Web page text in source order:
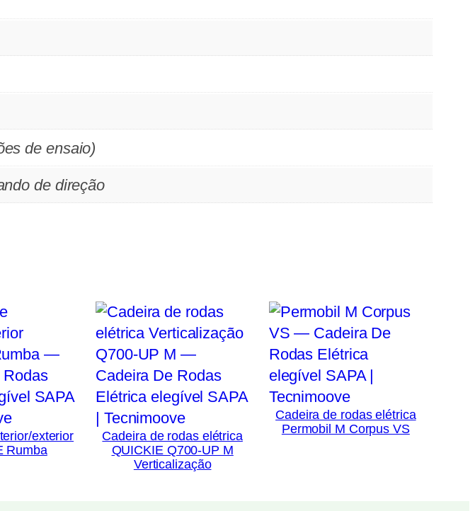
de ensaio)
de direção
exterior
Rumba
Cadeira de rodas elétrica
QUICKIE Q700-UP M
Verticalização
Cadeira de rodas elétrica
Permobil M Corpus VS